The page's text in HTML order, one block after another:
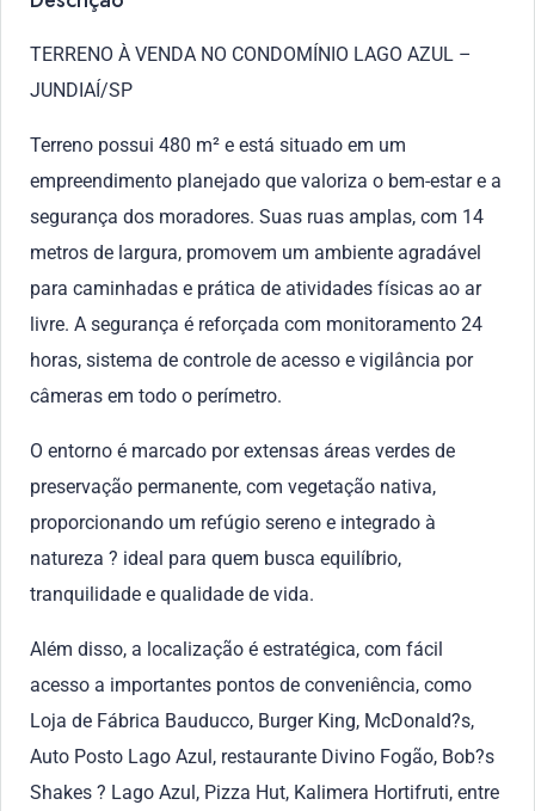
TERRENO À VENDA NO CONDOMÍNIO LAGO AZUL –
JUNDIAÍ/SP
Terreno possui 480 m² e está situado em um
empreendimento planejado que valoriza o bem-estar e a
segurança dos moradores. Suas ruas amplas, com 14
metros de largura, promovem um ambiente agradável
para caminhadas e prática de atividades físicas ao ar
livre. A segurança é reforçada com monitoramento 24
horas, sistema de controle de acesso e vigilância por
câmeras em todo o perímetro.
O entorno é marcado por extensas áreas verdes de
preservação permanente, com vegetação nativa,
proporcionando um refúgio sereno e integrado à
natureza ? ideal para quem busca equilíbrio,
tranquilidade e qualidade de vida.
Além disso, a localização é estratégica, com fácil
acesso a importantes pontos de conveniência, como
Loja de Fábrica Bauducco, Burger King, McDonald?s,
Auto Posto Lago Azul, restaurante Divino Fogão, Bob?s
Shakes ? Lago Azul, Pizza Hut, Kalimera Hortifruti, entre